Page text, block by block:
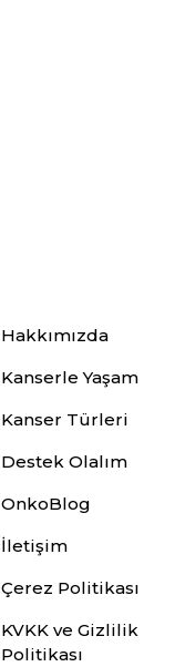
Hakkımızda
Kanserle Yaşam
Kanser Türleri
Destek Olalım
OnkoBlog
İletişim
Çerez Politikası
KVKK ve Gizlilik
Politikası